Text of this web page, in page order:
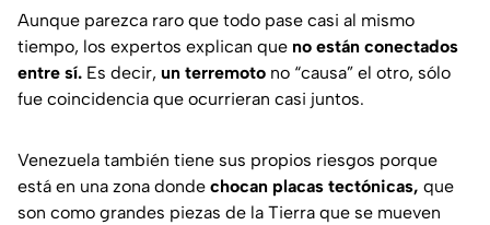
Aunque parezca raro que todo pase casi al mismo
tiempo, los expertos explican que no están conectados
entre sí. Es decir, un terremoto no “causa” el otro, sólo
fue coincidencia que ocurrieran casi juntos.
Venezuela también tiene sus propios riesgos porque
está en una zona donde chocan placas tectónicas, que
son como grandes piezas de la Tierra que se mueven